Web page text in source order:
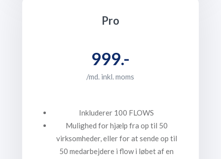
Pro
999.-
/md. inkl. moms
Inkluderer 100 FLOWS
Mulighed for hjælp fra op til 50
virksomheder, eller for at sende op til
50 medarbejdere i flow i løbet af en